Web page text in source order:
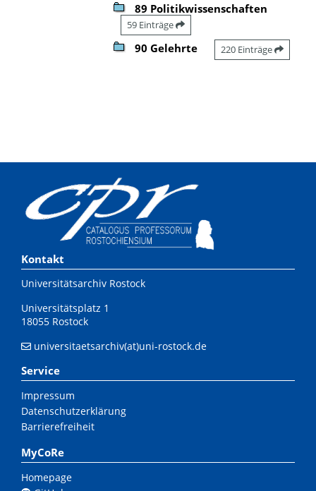
89 Politikwissenschaften
59 Einträge
90 Gelehrte 220 Einträge
Kontakt
Universitätsarchiv Rostock
Universitätsplatz 1
18055 Rostock
universitaetsarchiv(at)uni-rostock.de
Service
Impressum
Datenschutzerklärung
Barrierefreiheit
MyCoRe
Homepage